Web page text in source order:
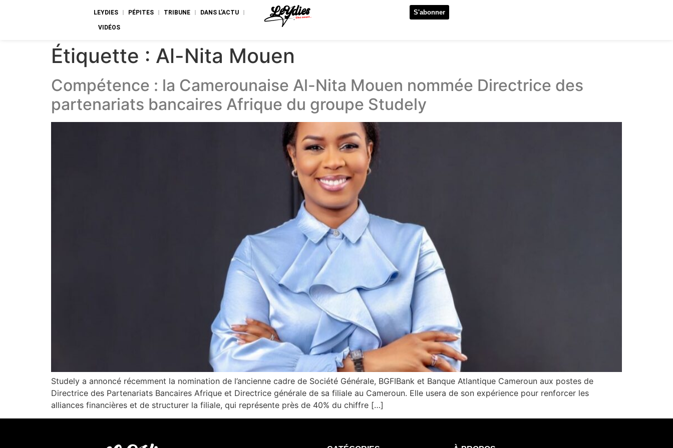
LEYDIES PÉPITES TRIBUNE DANS L’ACTU
VIDÉOS
S'abonner
Étiquette : Al-Nita Mouen
Compétence : la Camerounaise Al-Nita Mouen nommée Directrice des
partenariats bancaires Afrique du groupe Studely
Studely a annoncé récemment la nomination de l’ancienne cadre de Société Générale, BGFIBank et Banque Atlantique Cameroun aux postes de
Directrice des Partenariats Bancaires Afrique et Directrice générale de sa filiale au Cameroun. Elle usera de son expérience pour renforcer les
alliances financières et de structurer la filiale, qui représente près de 40% du chiffre […]